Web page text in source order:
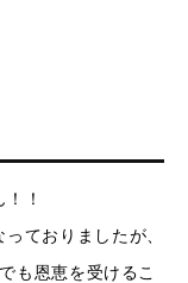
！
ておりましたが、
も恩恵を受けるこ